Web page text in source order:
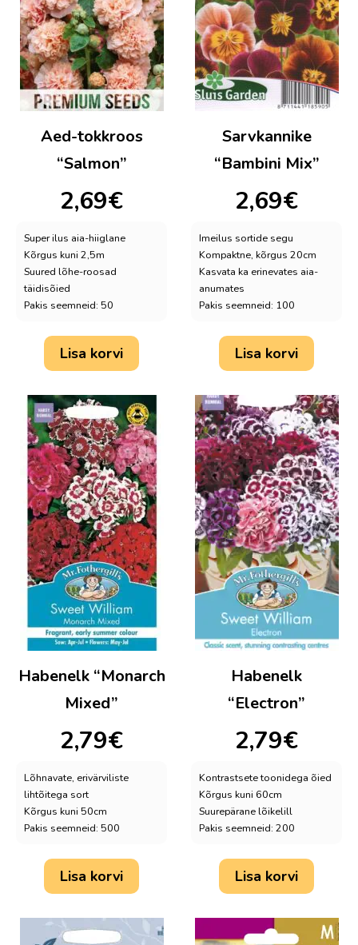
Aed-tokkroos
“Salmon”
2,69€
Super ilus aia-hiiglane
Kõrgus kuni 2,5m
Suured lõhe-roosad
täidisõied
Pakis seemneid: 50
Lisa korvi
Sarvkannike
“Bambini Mix”
2,69€
Imeilus sortide segu
Kompaktne, kõrgus 20cm
Kasvata ka erinevates aia-
anumates
Pakis seemneid: 100
Lisa korvi
Habenelk “Monarch
Mixed”
2,79€
Lõhnavate, erivärviliste
lihtõitega sort
Kõrgus kuni 50cm
Pakis seemneid: 500
Lisa korvi
Habenelk
“Electron”
2,79€
Kontrastsete toonidega õied
Kõrgus kuni 60cm
Suurepärane lõikelill
Pakis seemneid: 200
Lisa korvi